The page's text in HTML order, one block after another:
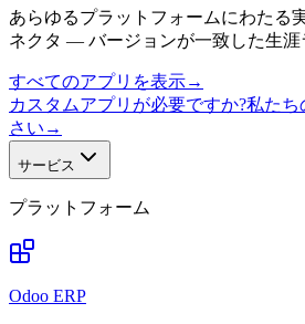
あらゆるプラットフォームにわたる
ネクタ — バージョンが一致した生涯
すべてのアプリを表示→
カスタムアプリが必要ですか?私た
さい →
サービス
プラットフォーム
Odoo ERP